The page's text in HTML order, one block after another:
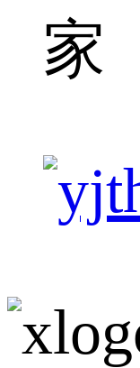
家